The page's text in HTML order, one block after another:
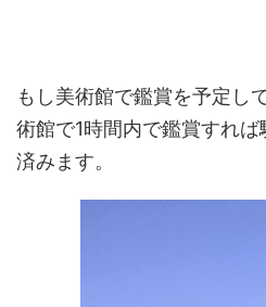
もし美術館で鑑賞を予定し
術館で1時間内で鑑賞すれ
済みます。